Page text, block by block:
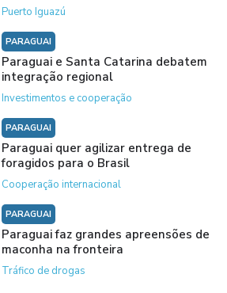
Puerto Iguazú
PARAGUAI
Paraguai e Santa Catarina debatem
integração regional
Investimentos e cooperação
PARAGUAI
Paraguai quer agilizar entrega de
foragidos para o Brasil
Cooperação internacional
PARAGUAI
Paraguai faz grandes apreensões de
maconha na fronteira
Tráfico de drogas